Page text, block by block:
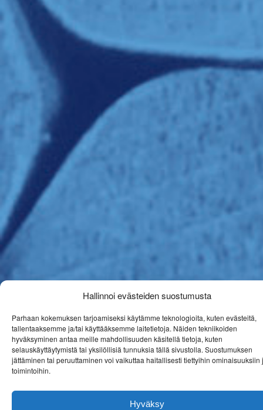
Hallinnoi evästeiden suostumusta
Parhaan kokemuksen tarjoamiseksi käytämme teknologioita, kuten evästeitä,
tallentaaksemme ja/tai käyttääksemme laitetietoja. Näiden tekniikoiden
hyväksyminen antaa meille mahdollisuuden käsitellä tietoja, kuten
selauskäyttäytymistä tai yksilöllisiä tunnuksia tällä sivustolla. Suostumuksen
jättäminen tai peruuttaminen voi vaikuttaa haitallisesti tiettyihin ominaisuuksiin
toimintoihin.
Hyväksy